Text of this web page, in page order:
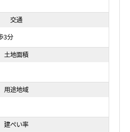
交通
3分
土地面積
用途地域
建ぺい率